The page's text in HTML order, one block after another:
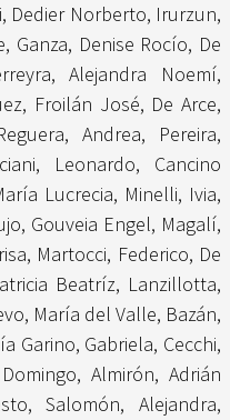
Dedier Norberto, Irurzun,
, Ganza, Denise Rocío, De
Alejandra Noemí,
Froilán José, De Arce,
Andrea, Pereira,
Leonardo, Cancino
Lucrecia, Minelli, Ivia,
, Gouveia Engel, Magalí,
, Martocci, Federico, De
Beatríz, Lanzillotta,
María del Valle, Bazán,
Garino, Gabriela, Cecchi,
, Almirón, Adrián
,Salomón, Alejandra,